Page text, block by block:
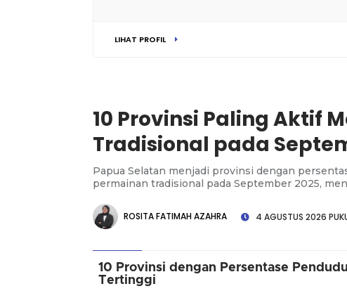
LIHAT PROFIL
10 Provinsi Paling Aktif
Tradisional pada
Papua Selatan menjadi provinsi dengan
permainan tradisional pada September 2025,
ROSITA FATIMAH AZAHRA 4 AGUSTUS 2026
10 Provinsi dengan Persentase
Tertinggi